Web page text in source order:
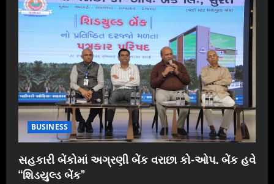
BUSINESS
સહકારી બેંકોમાં અગ્રણી બેંક વરાછા કો-ઓપ. બેંક હવે
“શિડયુલ્ડ બેંક”